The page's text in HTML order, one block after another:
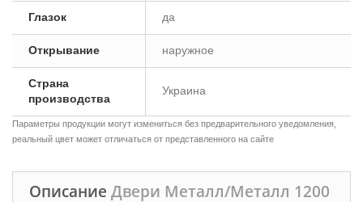
Глазок да
Открывание наружное
Страна
производства
Украина
Параметры продукции могут измениться без предварительного уведомления,
реальный цвет может отличаться от представленного на сайте
Описание Двери Металл/Металл 1200